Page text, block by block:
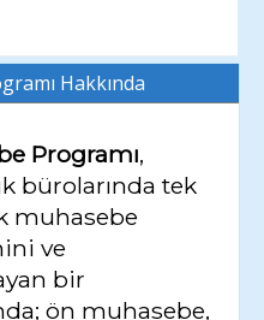
Hakkında
Programı,
bürolarında tek
muhasebe
ve
bir
ön muhasebe,